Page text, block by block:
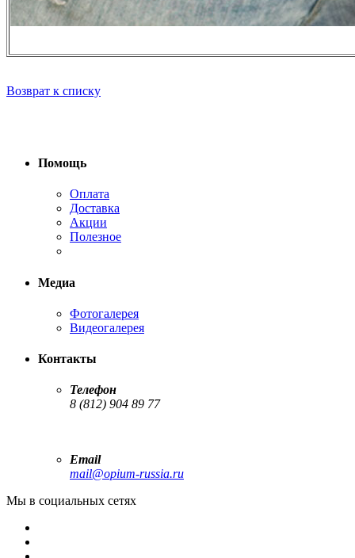
Возврат к списку
Помощь
Оплата
Доставка
Акции
Полезное
Медиа
Фотогалерея
Видеогалерея
Контакты
Телефон
8 (812) 904 89 77
Email
mail@opium-russia.ru
Мы в социальных сетях